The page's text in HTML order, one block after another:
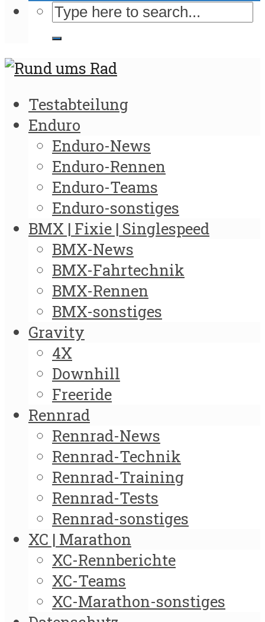
Testabteilung
Enduro
Enduro-News
Enduro-Rennen
Enduro-Teams
Enduro-sonstiges
BMX | Fixie | Singlespeed
BMX-News
BMX-Fahrtechnik
BMX-Rennen
BMX-sonstiges
Gravity
4X
Downhill
Freeride
Rennrad
Rennrad-News
Rennrad-Technik
Rennrad-Training
Rennrad-Tests
Rennrad-sonstiges
XC | Marathon
XC-Rennberichte
XC-Teams
XC-Marathon-sonstiges